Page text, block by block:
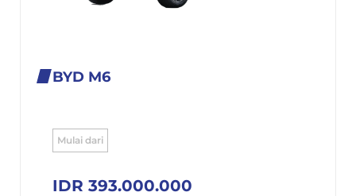
BYD M6
Mulai dari
IDR 393.000.000